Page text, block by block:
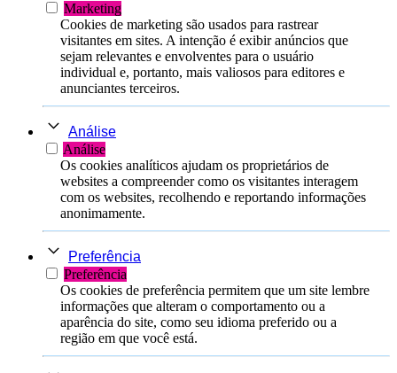
Marketing
Cookies de marketing são usados ​​para rastrear
visitantes em sites. A intenção é exibir anúncios que
sejam relevantes e envolventes para o usuário
individual e, portanto, mais valiosos para editores e
anunciantes terceiros.
Análise
Análise
Os cookies analíticos ajudam os proprietários de
websites a compreender como os visitantes interagem
com os websites, recolhendo e reportando informações
anonimamente.
Preferência
Preferência
Os cookies de preferência permitem que um site lembre
informações que alteram o comportamento ou a
aparência do site, como seu idioma preferido ou a
região em que você está.